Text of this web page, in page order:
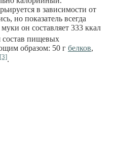
в зависимости от
но показатель всегда
он составляет 333 ккал
пищевых
образом: 50 г белков,
[3].